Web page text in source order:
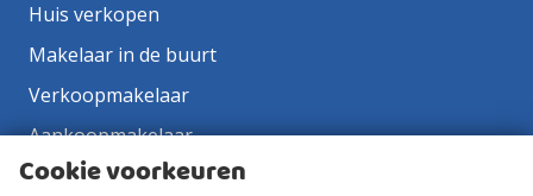
Huis verkopen
Makelaar in de buurt
Verkoopmakelaar
Aankoopmakelaar
Contact
Cookie voorkeuren